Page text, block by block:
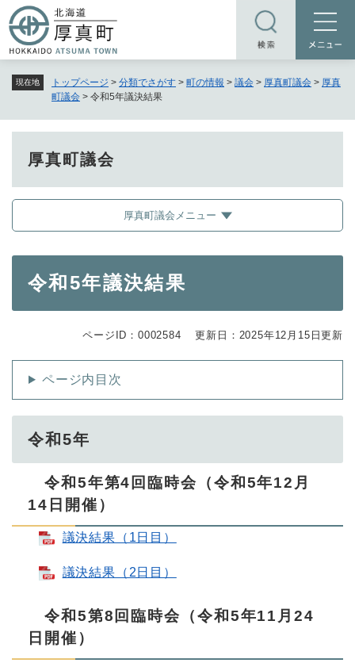
ー
ジ
で
現在地 トップページ > 分類でさがす > 町の情報 > 議会 > 厚真町議会 > 厚真
町議会 > 令和5年議決結果
厚真町議会
厚真町議会メニュー
令和5年議決結果
ページID：0002584 更新日：2025年12月15日更新
ページ内目次
令和5年
令和5年第4回臨時会（令和5年12月
14日開催）
議決結果（1日目）
議決結果（2日目）
令和5第8回臨時会（令和5年11月24
日開催）